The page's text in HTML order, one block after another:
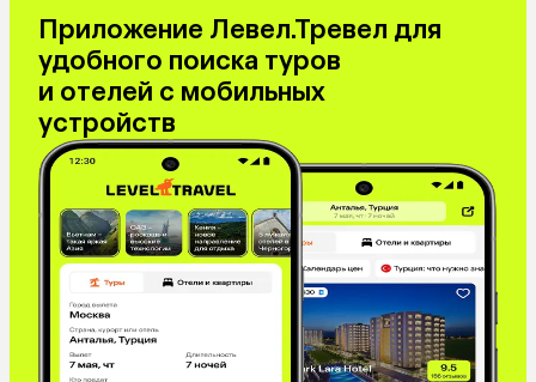
Приложение Левел.Тревел для
удобного поиска туров
и отелей с мобильных
устройств